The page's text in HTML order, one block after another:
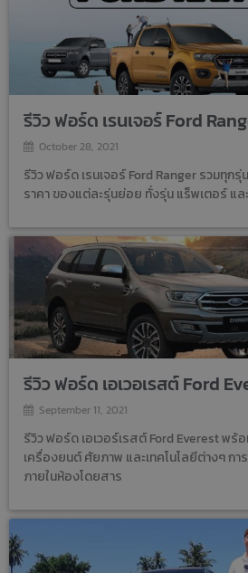
รีวิว ฟอร์ด เรนเจอร์ Ford
October 28, 2021
รีวิว ฟอร์ด เรนเจอร์ Ford Ranger รวมทุก
ราคา ของแต่ละรุ่นย่อย ทั่งรุ่น แร็พเตอร์ แล
รีวิว ฟอร์ด เอเวอเรสต์ Ford
September 11, 2021
รีวิว ฟอร์ด เอเวอร์เรสต์ Ford Everest พร้
เครื่องยนต์ ศัยภาพ และเทคโนโลยีต่างๆ กา
ภายในห้องโดยสาร